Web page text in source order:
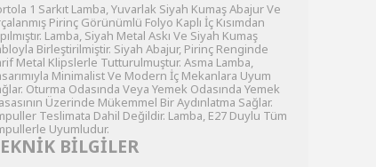
1 Sarkıt Lamba, Yuvarlak Siyah Kumaş Abajur Ve
Pirinç Görünümlü Folyo Kaplı İç Kısımdan
Lamba, Siyah Metal Askı Ve Siyah Kumaş
Birleştirilmiştir. Siyah Abajur, Pirinç Renginde
Metal Klipslerle Tutturulmuştur. Asma Lamba,
Minimalist Ve Modern İç Mekanlara Uyum
Oturma Odasında Veya Yemek Odasında Yemek
Üzerinde Mükemmel Bir Aydınlatma Sağlar.
Teslimata Dahil Değildir. Lamba, E27 Duylu Tüm
Uyumludur.
BİLGİLER